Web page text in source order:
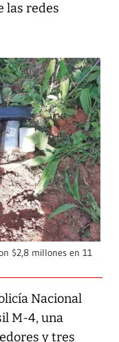
las redes
$2,8 millones en 11
Nacional
M-4, una
y tres